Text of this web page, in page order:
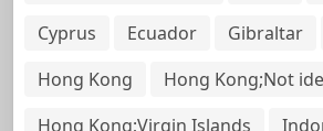
Cyprus
Ecuador Gibraltar
Hong Kong
Hong Kong;Not
Hong Kong;Virgin Islands